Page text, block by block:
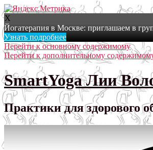
X
Йогатерапия в Москве: приглашаем в
Узнать подробнее
Перейти к основному содержимому
Перейти к дополнительному
SmartYoga Лии
Практики для здорового